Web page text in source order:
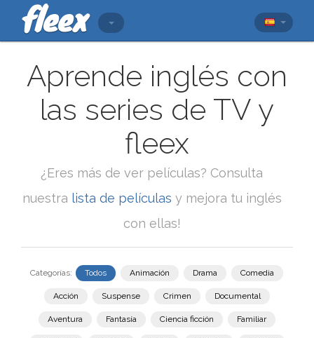
Aprende inglés con
las series de TV y
fleex
¿Eres más de ver películas? Consulta
nuestra lista de películas y mejora tu inglés
con ellas!
Categorías: Todos Animación Drama Comedia
Acción Suspense Crimen Documental
Aventura Fantasía Ciencia ficción Familiar